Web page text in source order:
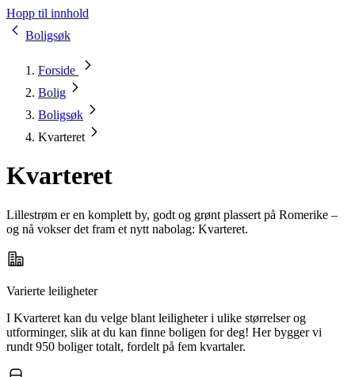
Hopp til innhold
Boligsøk
Forside
Bolig
Boligsøk
Kvarteret
Kvarteret
Lillestrøm er en komplett by, godt og grønt plassert på Romerike –
og nå vokser det fram et nytt nabolag: Kvarteret.
Varierte leiligheter
I Kvarteret kan du velge blant leiligheter i ulike størrelser og
utforminger, slik at du kan finne boligen for deg! Her bygger vi
rundt 950 boliger totalt, fordelt på fem kvartaler.